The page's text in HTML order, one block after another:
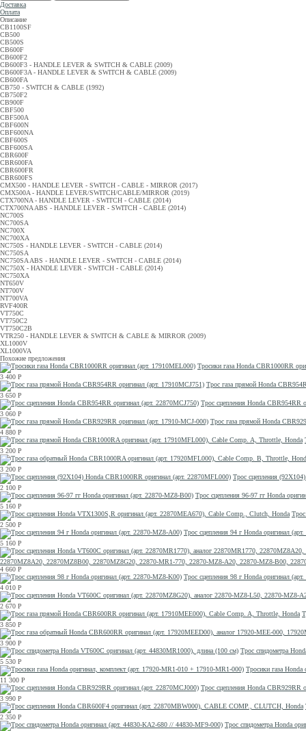
Доставка
Оплата
Описание
CB1100SF
CB500
CB500S
CB600F
CB600F2
CB600F3 - HANDLE LEVER & SWITCH & CABLE (2009)
CB600F3A - HANDLE LEVER & SWITCH & CABLE (2009)
CB600FA
CB750 - SWITCH & CABLE (1992)
CB750F2
CB900F
CBF500
CBF500A
CBF600N
CBF600NA
CBF600S
CBF600SA
CBR600F
CBR600FA
CBR600FR
CBR600FS
CMX500 - HANDLE LEVER - SWITCH - CABLE - MIRROR (2017)
CMX500A - HANDLE LEVER/SWITCH/CABLE/MIRROR (2019)
CTX700NA - HANDLE LEVER - SWITCH - CABLE (2014)
CTX700NA ABS - HANDLE LEVER - SWITCH - CABLE (2014)
NC700S
NC700SA
NC700X
NC700XA
NC750S - HANDLE LEVER - SWITCH - CABLE (2014)
NC750SA
NC750SA ABS - HANDLE LEVER - SWITCH - CABLE (2014)
NC750X - HANDLE LEVER - SWITCH - CABLE (2014)
NC750XA
NT650V
NT700V
NT700VA
RVF400R
VT750C
VT750C2
VT750C2B
VTR250 - HANDLE LEVER & SWITCH & CABLE & MIRROR (2009)
XL1000V
XL1000VA
Похожие предложения
Тросики газа Honda CBR1000RR
3 400 Р
Трос газа прямой Honda
3 650 Р
Трос сцепления Honda CBR954RR
3 060 Р
Трос газа прямой Honda
4 880 Р
3 200 Р
3 200 Р
Трос сцепления
2 100 Р
Трос сцепления 96-97 гг Honda
5 160 Р
2 500 Р
Трос сцепления 94 г Honda оригинал
5 160 Р
22870MZ8A20, 22870MZ8B00, 22870MZ8G20, 22870-MR1-770, 22870-MZ8-A20, 22870-MZ8-B00,
4 660 Р
Трос сцепления 98 г Honda оригинал
4 010 Р
2 670 Р
3 850 Р
3 900 Р
Трос спидометра
5 530 Р
Тросики газа
11 300 Р
Трос сцепления Honda CBR929RR
3 990 Р
2 350 Р
Трос спидометра Honda